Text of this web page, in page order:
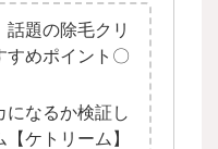
話題の除毛クリ
すめポイント〇
になるか検証し
ケトリーム】